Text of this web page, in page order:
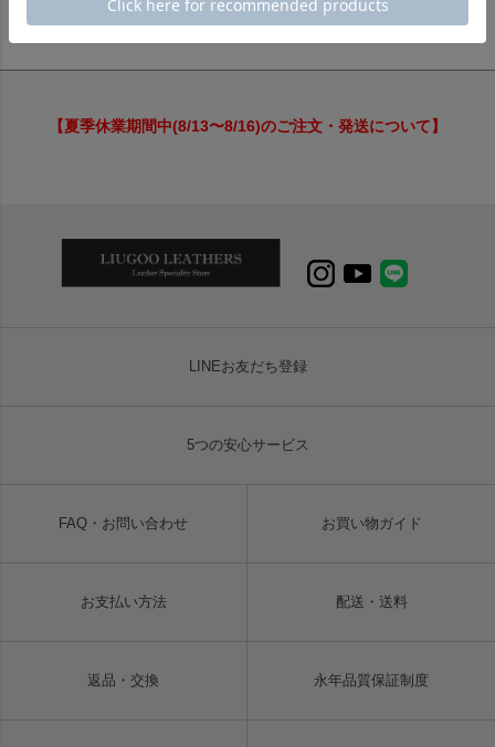
【夏季休業期間中(8/13〜8/16)のご注文・発送について】
LINEお友だち登録
5つの安心サービス
FAQ・お問い合わせ お買い物ガイド
お支払い方法 配送・送料
返品・交換 永年品質保証制度